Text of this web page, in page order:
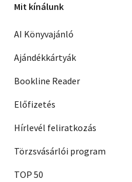
Mit kínálunk
AI Könyvajánló
Ajándékkártyák
Bookline Reader
Előfizetés
Hírlevél feliratkozás
Törzsvásárlói program
TOP 50